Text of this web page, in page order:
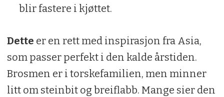
blir fastere i kjøttet.
Dette er en rett med inspirasjon fra Asia,
som passer perfekt i den kalde årstiden.
Brosmen er i torskefamilien, men minner
litt om steinbit og breiflabb. Mange sier den